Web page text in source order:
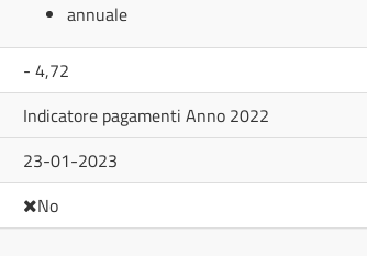
annuale
- 4,72
Indicatore pagamenti Anno 2022
23-01-2023
No